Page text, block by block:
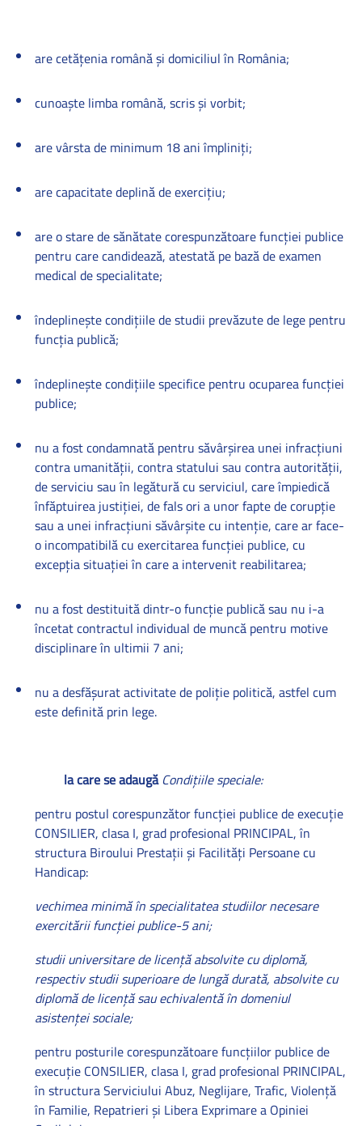
are cetăţenia română şi domiciliul în România;
cunoaşte limba română, scris şi vorbit;
are vârsta de minimum 18 ani împliniţi;
are capacitate deplină de exerciţiu;
are o stare de sănătate corespunzătoare funcţiei publice
pentru care candidează, atestată pe bază de examen
medical de specialitate;
îndeplineşte condiţiile de studii prevăzute de lege pentru
funcţia publică;
îndeplineşte condiţiile specifice pentru ocuparea funcţiei
publice;
nu a fost condamnată pentru săvârşirea unei infracţiuni
contra umanităţii, contra statului sau contra autorităţii,
de serviciu sau în legătură cu serviciul, care împiedică
înfăptuirea justiţiei, de fals ori a unor fapte de corupţie
sau a unei infracţiuni săvârşite cu intenţie, care ar face-
o incompatibilă cu exercitarea funcţiei publice, cu
excepţia situaţiei în care a intervenit reabilitarea;
nu a fost destituită dintr-o funcţie publică sau nu i-a
încetat contractul individual de muncă pentru motive
disciplinare în ultimii 7 ani;
nu a desfăşurat activitate de poliţie politică, astfel cum
este definită prin lege.
la care se adaugăCondiţiile speciale:
pentru postul corespunzător funcţiei publice de execuţie
CONSILIER, clasa I, grad profesional PRINCIPAL, în
structura Biroului Prestaţii şi Facilităţi Persoane cu
Handicap:
vechimea minimă în specialitatea studiilor necesare
exercitării funcţiei publice-5 ani;
studii universitare de licenţă absolvite cu diplomă,
respectiv studii superioare de lungă durată, absolvite cu
diplomă de licenţă sau echivalentă în domeniul
asistenţei sociale;
pentru posturile corespunzătoare funcţiilor publice de
execuţie CONSILIER, clasa I, grad profesional PRINCIPAL,
în structura Serviciului Abuz, Neglijare, Trafic, Violenţă
în Familie, Repatrieri şi Libera Exprimare a Opiniei